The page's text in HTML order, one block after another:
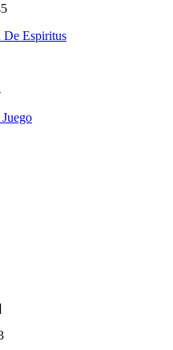
De Espiritus